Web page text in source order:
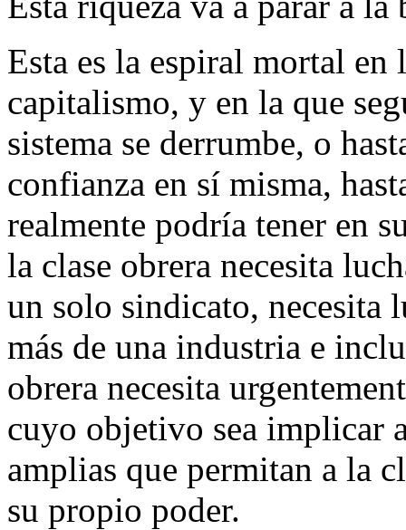
Esta es la espiral mortal en
capitalismo, y en la que
sistema se derrumbe, o
confianza en sí misma,
realmente podría tener en
la clase obrera necesita
un solo sindicato, necesita
más de una industria e
obrera necesita
cuyo objetivo sea implicar
amplias que permitan a la
su propio poder.